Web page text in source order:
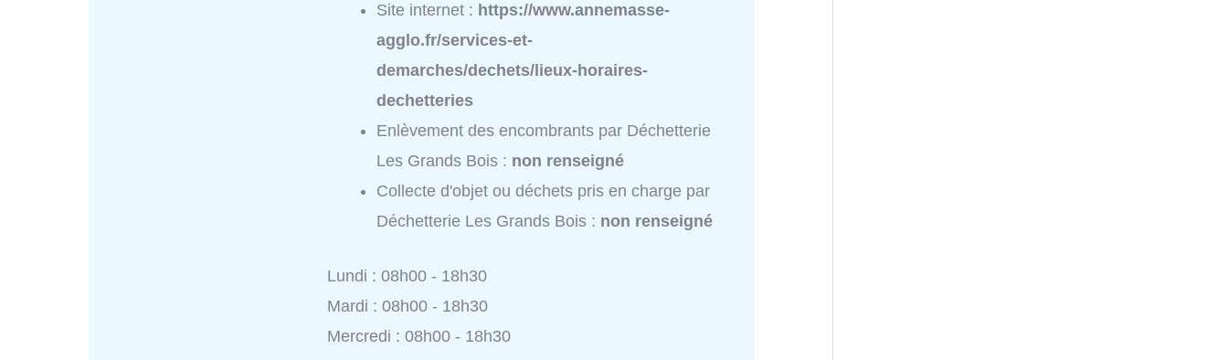
Site internet : https://www.annemasse-
agglo.fr/services-et-
demarches/dechets/lieux-horaires-
dechetteries
Enlèvement des encombrants par Déchetterie
Les Grands Bois : non renseigné
Collecte d'objet ou déchets pris en charge par
Déchetterie Les Grands Bois : non renseigné
Lundi : 08h00 - 18h30
Mardi : 08h00 - 18h30
Mercredi : 08h00 - 18h30